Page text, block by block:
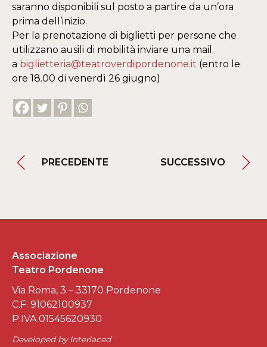
saranno disponibili sul posto a partire da un’ora
prima dell’inizio.
Per la prenotazione di biglietti per persone che
utilizzano ausili di mobilità inviare una mail
a biglietteria@teatroverdipordenone.it (entro le
ore 18.00 di venerdì 26 giugno)
PRECEDENTE SUCCESSIVO
Associazione
Teatro Pordenone
Via Roma, 3 – 33170 Pordenone
C.F. 91062100937
P.IVA 01545620930
Developed by Interlaced